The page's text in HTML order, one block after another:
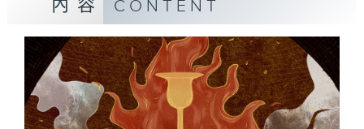
內容 CONTENT